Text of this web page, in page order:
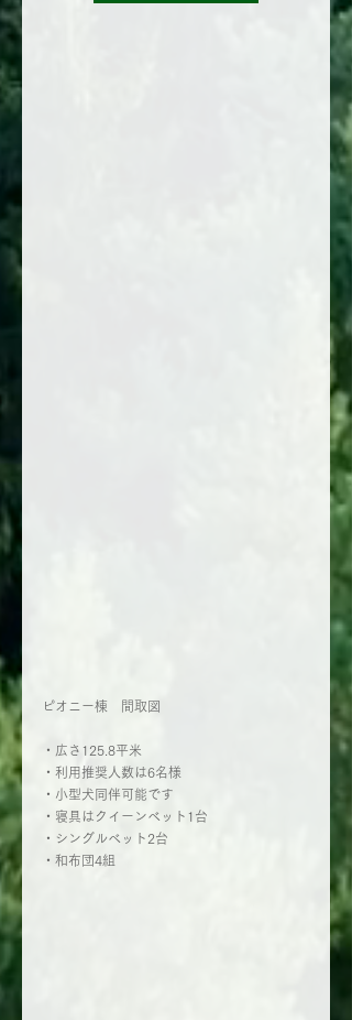
ピオニー棟　間取図
・広さ125.8平米
・利用推奨人数は6名様
・小型犬同伴可能です
・寝具はクイーンベット1台
・シングルベット2台
・和布団4組